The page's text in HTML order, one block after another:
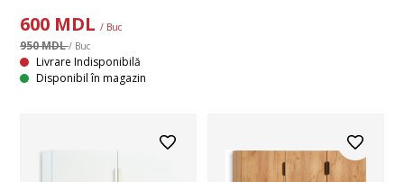
600 MDL / Buc
950 MDL/ Buc
Livrare Indisponibilă
Disponibil în magazin